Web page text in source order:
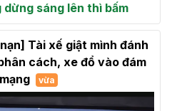
sáng lên thì bấm
Tài xế giật mình đánh
cách, xe đổ vào đám
vừa